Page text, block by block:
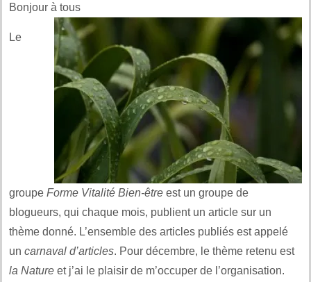
Bonjour à tous
Le
groupe Forme Vitalité Bien-être est un groupe de
blogueurs, qui chaque mois, publient un article sur un
thème donné. L’ensemble des articles publiés est appelé
un carnaval d’articles. Pour décembre, le thème retenu est
la Nature et j’ai le plaisir de m’occuper de l’organisation.